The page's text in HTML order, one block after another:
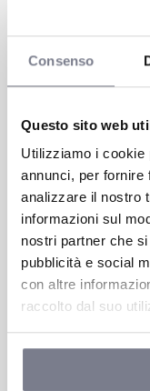
Consenso
Questo sito web
Utilizziamo i cookie
annunci, per fornire
analizzare il nostro
informazioni sul
nostri partner che
pubblicità e social
con altre
raccolto dal suo
saloni ed
must nel
mondiale.
Cliente:
Share: